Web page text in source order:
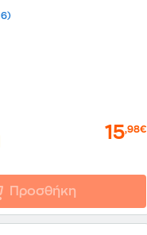
15,98€
Προσθήκη